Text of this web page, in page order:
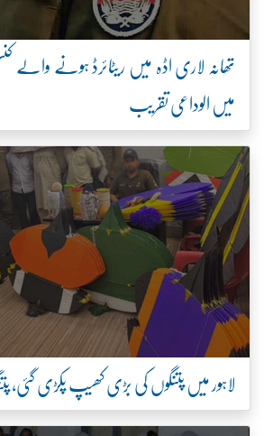
تھانہ لاری اڈہ میں ریٹائرڈ ہونے والے
میں الوداعی تقریب
لاہور میں پتنگوں کی بڑی کھیپ پکڑی گئی،